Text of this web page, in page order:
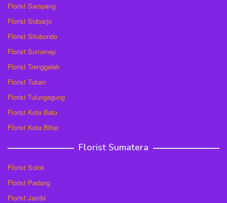
Florist Sampang
Florist Sidoarjo
Florist Situbondo
Florist Sumenep
Florist Trenggalek
Florist Tuban
Florist Tulungagung
Florist Kota Batu
Florist Kota Blitar
Florist Sumatera
Florist Solok
Florist Padang
Florist Jambi